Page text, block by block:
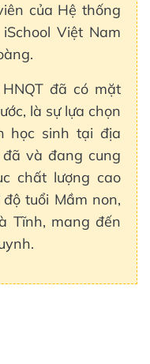
của Hệ thống
Việt Nam
đã có mặt
là sự lựa chọn
học sinh tại địa
và đang cung
chất lượng cao
tuổi Mầm non,
Tĩnh, mang đến